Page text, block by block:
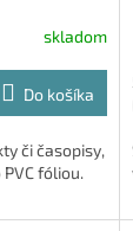
skladom
Do košíka
či časopisy,
fóliou.